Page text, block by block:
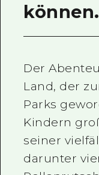
können.
Der
Land, der
Parks
Kindern
seiner
darunter